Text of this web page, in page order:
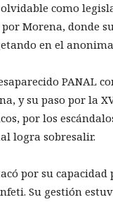
como
Morena, donde
en el
PANAL
y su paso por la
por los
logra sobresalir.
por su capacidad
Su gestión